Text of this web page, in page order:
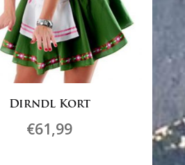
Dirndl Kort
€61,99